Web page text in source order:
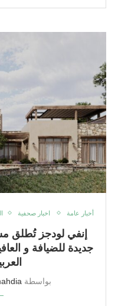
أخبار عامة اخبار صحفية
إنفي لودجز تُطلق
جديدة للضيافة و
بواسطة